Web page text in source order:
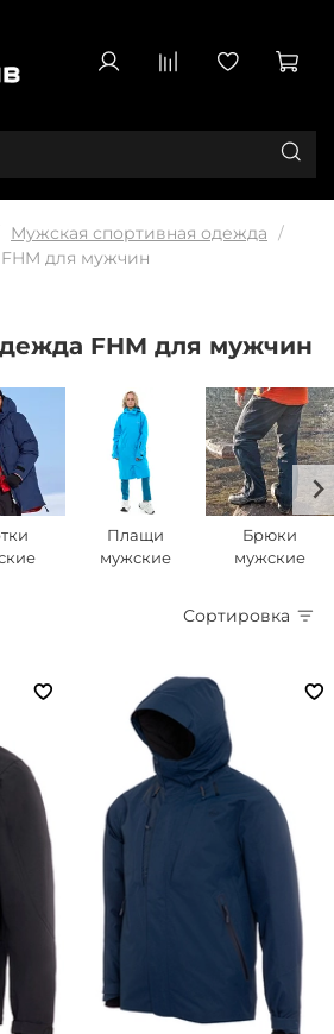
Мужская спортивная одежда
для мужчин
FHM для мужчин
Плащи
мужские
Брюки
мужские
Сортировка